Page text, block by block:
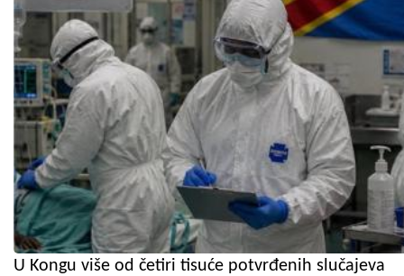
U Kongu više od četiri tisuće potvrđenih slučajeva